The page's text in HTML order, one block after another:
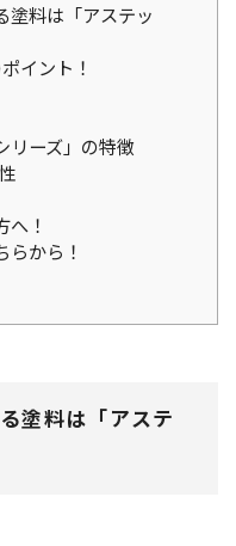
塗料は「アステッ
イント！
リーズ」の特徴
！
らから！
塗料は「アステ